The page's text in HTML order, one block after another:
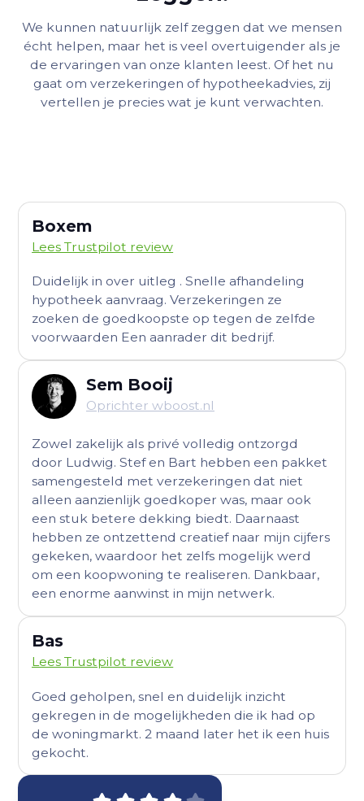
We kunnen natuurlijk zelf zeggen dat we mensen
écht helpen, maar het is veel overtuigender als je
de ervaringen van onze klanten leest. Of het nu
gaat om verzekeringen of hypotheekadvies, zij
vertellen je precies wat je kunt verwachten.
Boxem
Lees Trustpilot review
Duidelijk in over uitleg . Snelle afhandeling
hypotheek aanvraag. Verzekeringen ze
zoeken de goedkoopste op tegen de zelfde
voorwaarden Een aanrader dit bedrijf.
Sem Booij
Oprichter wboost.nl
Zowel zakelijk als privé volledig ontzorgd
door Ludwig. Stef en Bart hebben een pakket
samengesteld met verzekeringen dat niet
alleen aanzienlijk goedkoper was, maar ook
een stuk betere dekking biedt. Daarnaast
hebben ze ontzettend creatief naar mijn cijfers
gekeken, waardoor het zelfs mogelijk werd
om een koopwoning te realiseren. Dankbaar,
een enorme aanwinst in mijn netwerk.
Bas
Lees Trustpilot review
Goed geholpen, snel en duidelijk inzicht
gekregen in de mogelijkheden die ik had op
de woningmarkt. 2 maand later het ik een huis
gekocht.